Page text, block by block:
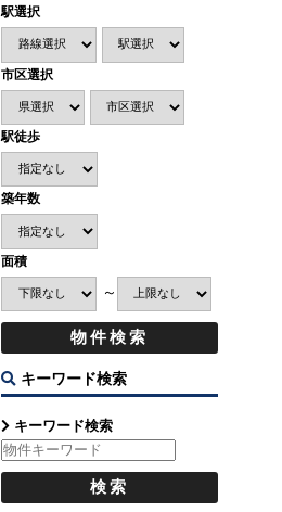
駅選択
市区選択
駅徒歩
築年数
面積
～
キーワード検索
キーワード検索